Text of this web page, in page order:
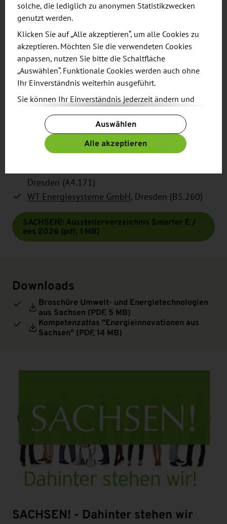
Mercedes-Benz Energy GmbH, Großröhrsdorf
OPES Solar Mobility GmbH , Zwenkau (A1.409)
Ritz Instrument Transformers GmbH
Okrilla (B5.150)
SENEC GmbH , Leipzig (B1.310)
skejlo, Dresden (A3.650)
Sunmaxx PVT GmbH, Ottendorf-Okrilla (A1.554)
uesa GmbH
, Uebigau-Wahrenbrück (B5.137)
VON ARDENNE GmbH, Dresden (A2.420)
Dresden (A4.171)
WT Energiesysteme GmbH, Dresden (B5.260)
SACHSEN!: Ausstellerverzeichnis Smarter E /
ees 2026 (pdf, 1 MB)
Downloads
Broschüre Umwelt- und Energietechnologien
aus Sachsen (PDF, 5 MB)
Kompetenzatlas "Energieinnovationen aus
Sachsen" (PDF, 14 MB)
SACHSEN! - Dahinter stehen wir
solche, die lediglich zu anonymen Statistikzwecken
genutzt werden.
Klicken Sie auf „Alle akzeptieren“, um alle Cookies zu
akzeptieren. Möchten Sie die verwendeten Cookies
anpassen, nutzen Sie bitte die Schaltfläche
„Auswählen“. Funktionale Cookies werden auch ohne
Ihr Einverständnis weiterhin ausgeführt.
Sie können Ihr Einverständnis jederzeit ändern und
Schaltfläche „Cookie-Einstellungen ändern“ zur
Verfügung.
Weitere Informationen finden Sie in unseren
unseremImpressum.
Auswählen
Alle akzeptieren